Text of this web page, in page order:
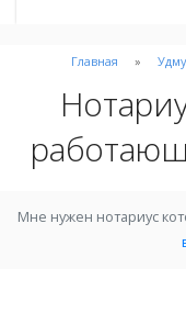
Главная
Мне нужен нотариус